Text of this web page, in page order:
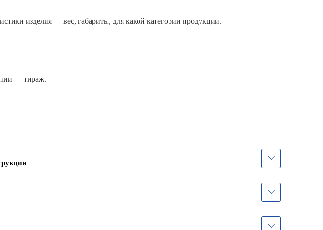
изделия — вес, габариты, для какой категории продукции.
— тираж.